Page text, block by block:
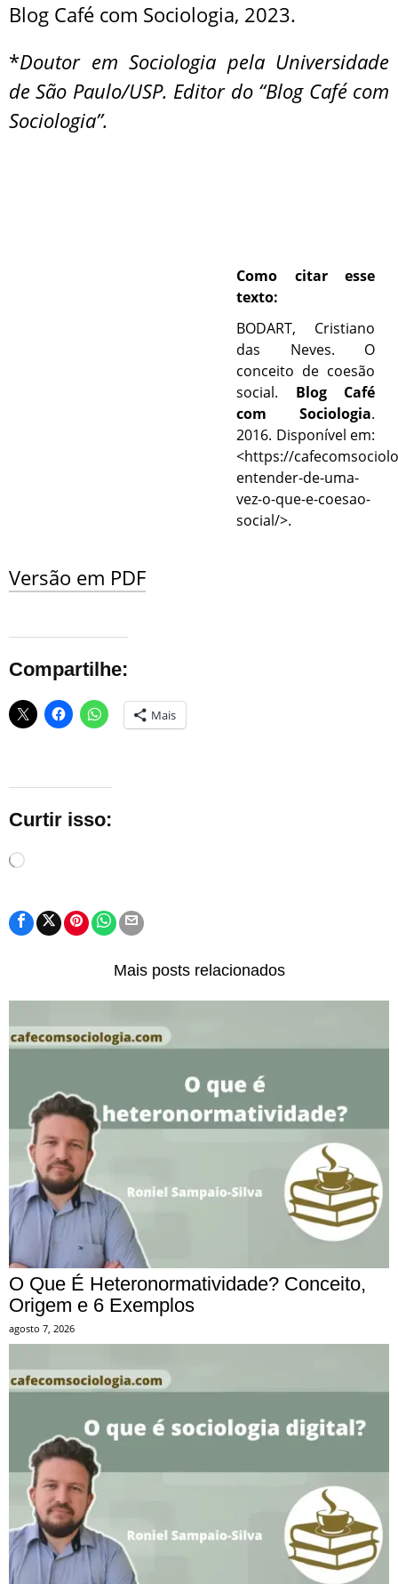
Blog Café com Sociologia, 2023.
*Doutor em Sociologia pela Universidade
de São Paulo/USP. Editor do “Blog Café com
Sociologia”.
Como citar esse
texto:
BODART, Cristiano
das Neves. O
conceito de coesão
social. Blog Café
com Sociologia.
2016. Disponível em:
<https://
entender-de-uma-
vez-o-que-e-coesao-
social/>.
Versão em PDF
Compartilhe:
Mais
Curtir isso:
Mais posts relacionados
O Que É Heteronormatividade? Conceito,
Origem e 6 Exemplos
agosto 7, 2026